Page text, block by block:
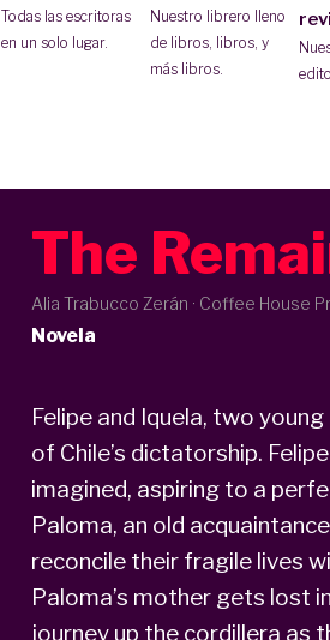
Todas las escritoras
en un solo lugar.
Nuestro librero lleno
de libros, libros, y
más libros.
The
Alia Trabucco Zerán · Coffee House
Novela
Felipe and Iquela, two
of Chile’s dictatorship.
imagined, aspiring to a
Paloma, an old
reconcile their fragile lives
Paloma’s mother gets lost
journey up the cordillera as